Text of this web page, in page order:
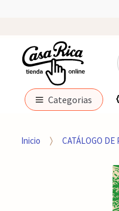
u
:
Categorias
Inicio CATÁLOGO DE